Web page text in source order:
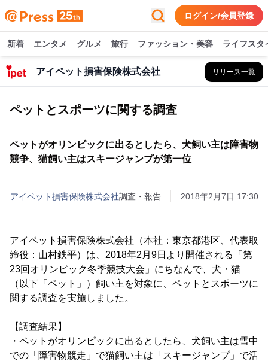
ログイン/会員登録
新着 エンタメ グルメ 旅行 ファッション・美容 ライフスタ
アイペット損害保険株式会社 リリース一覧
ペットとスポーツに関する調査
ペットがオリンピックに出るとしたら、犬飼い主は障害物
競争、猫飼い主はスキージャンプが第一位
アイペット損害保険株式会社調査・報告 2018年2月7日 17:30
アイペット損害保険株式会社（本社：東京都港区、代表取
締役：山村鉄平）は、2018年2月9日より開催される「第
23回オリンピック冬季競技大会」にちなんで、犬・猫
（以下「ペット」）飼い主を対象に、ペットとスポーツに
関する調査を実施しました。
【調査結果】
・ペットがオリンピックに出るとしたら、犬飼い主は雪中
での「障害物競走」で猫飼い主は「スキージャンプ」で活